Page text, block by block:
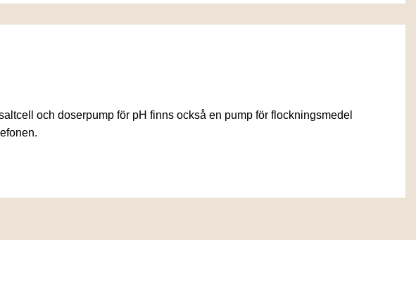
och doserpump för pH finns också en pump för flockningsmedel